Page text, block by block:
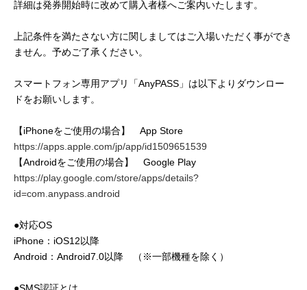
詳細は発券開始時に改めて購入者様へご案内いたします。
上記条件を満たさない方に関しましてはご入場いただく事ができ
ません。予めご了承ください。
スマートフォン専用アプリ「AnyPASS」は以下よりダウンロー
ドをお願いします。
【iPhoneをご使用の場合】 App Store
https://apps.apple.com/jp/app/id1509651539
【Androidをご使用の場合】 Google Play
https://play.google.com/store/apps/details?
id=com.anypass.android
●対応OS
iPhone：iOS12以降
Android：Android7.0以降 （※一部機種を除く）